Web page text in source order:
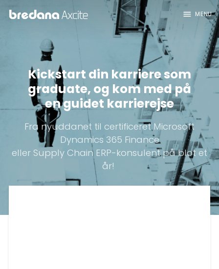
menu MENU
Kickstart din karriere som
graduate, og kom med på
en guidet karrierejse
Fra nyuddanet til certificeret Microsoft
Dynamics 365 Finance
eller Supply Chain ERP-konsulent på blot et
år!